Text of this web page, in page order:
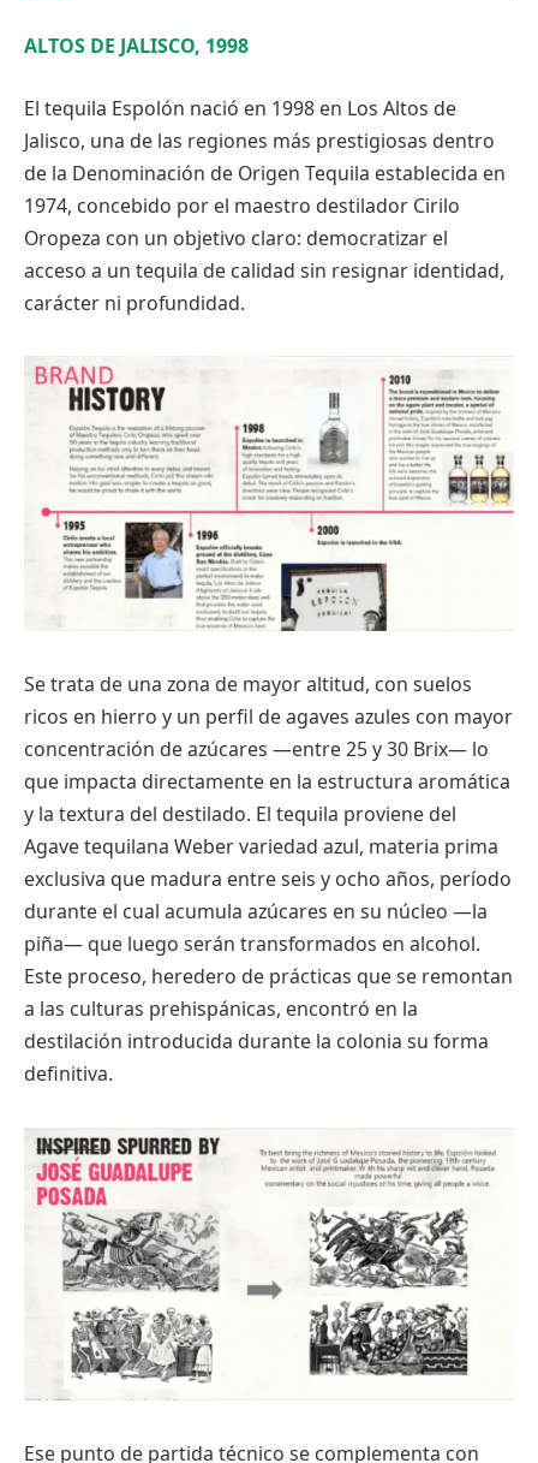
ALTOS DE JALISCO, 1998
El tequila Espolón nació en 1998 en Los Altos de
Jalisco, una de las regiones más prestigiosas dentro
de la Denominación de Origen Tequila establecida en
1974, concebido por el maestro destilador Cirilo
Oropeza con un objetivo claro: democratizar el
acceso a un tequila de calidad sin resignar identidad,
carácter ni profundidad.
Se trata de una zona de mayor altitud, con suelos
ricos en hierro y un perfil de agaves azules con mayor
concentración de azúcares —entre 25 y 30 Brix— lo
que impacta directamente en la estructura aromática
y la textura del destilado. El tequila proviene del
Agave tequilana Weber variedad azul, materia prima
exclusiva que madura entre seis y ocho años, período
durante el cual acumula azúcares en su núcleo —la
piña— que luego serán transformados en alcohol.
Este proceso, heredero de prácticas que se remontan
a las culturas prehispánicas, encontró en la
destilación introducida durante la colonia su forma
definitiva.
Ese punto de partida técnico se complementa con